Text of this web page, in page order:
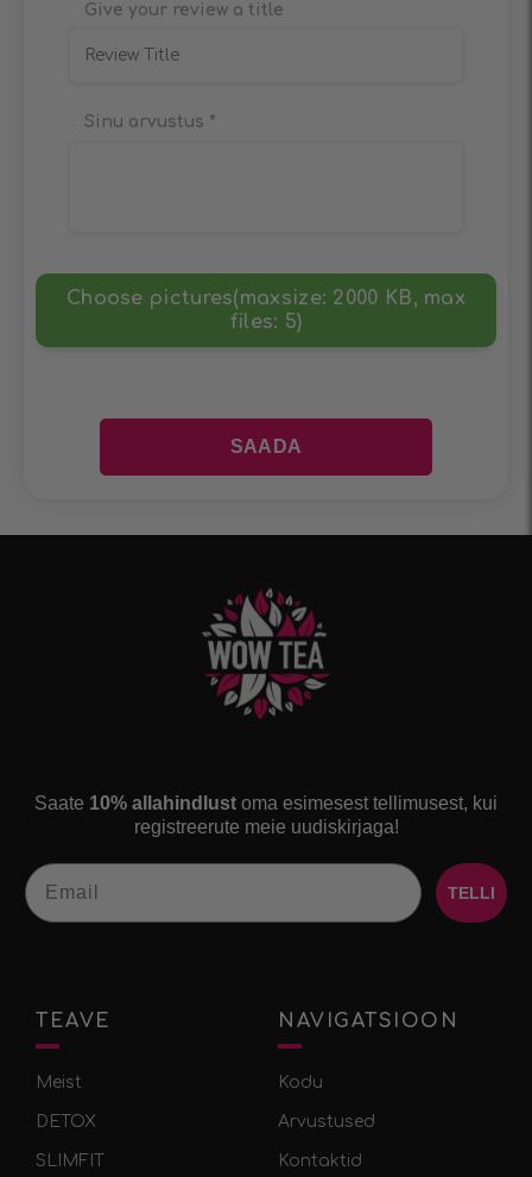
Give your review a title
Sinu arvustus *
Choose pictures(maxsize: 2000 KB, max
files: 5)
Saate 10% allahindlust oma esimesest tellimusest, kui
registreerute meie uudiskirjaga!
Email
TELLI
TEAVE
Meist
DETOX
SLIMFIT
NAVIGATSIOON
Kodu
Arvustused
Kontaktid